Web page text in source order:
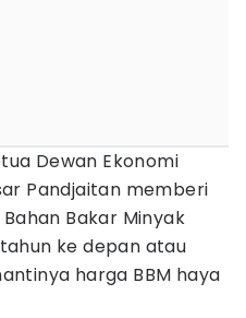
Dewan Ekonomi
Pandjaitan memberi
Bakar Minyak
ke depan atau
harga BBM haya